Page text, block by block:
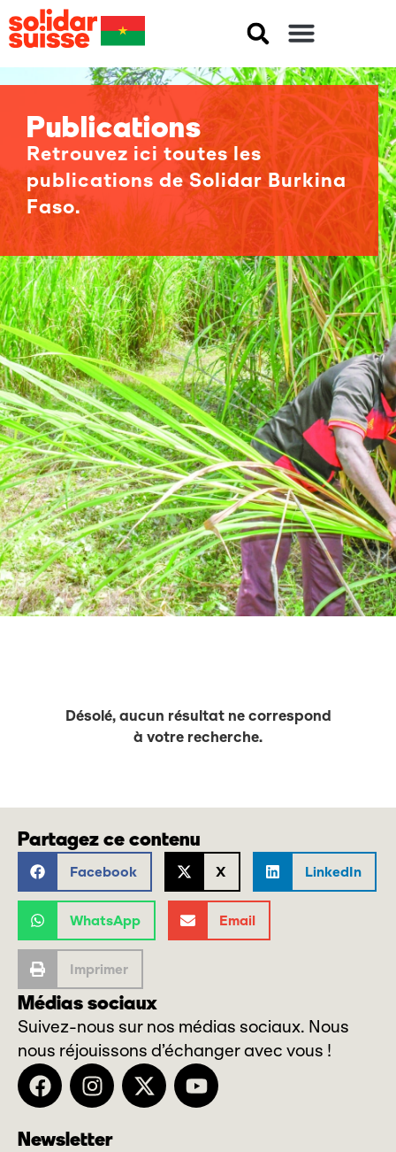
Publications
Retrouvez ici toutes les
publications de Solidar Burkina
Faso.
Désolé, aucun résultat ne correspond
à votre recherche.
Partagez ce contenu
Facebook X LinkedIn
WhatsApp Email
Imprimer
Médias sociaux
Suivez-nous sur nos médias sociaux. Nous
nous réjouissons d’échanger avec vous !
Newsletter